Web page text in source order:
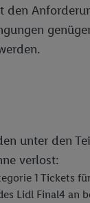
den
unter den
verlost:
1 Tickets
Lidl Final4 an